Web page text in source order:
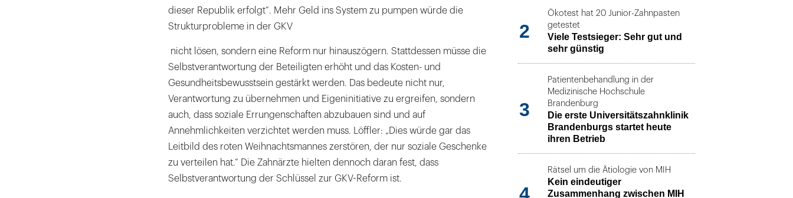
dieser Republik erfolgt“. Mehr Geld ins System zu pumpen würde die
Strukturprobleme in der GKV
nicht lösen, sondern eine Reform nur hinauszögern. Stattdessen müsse die
Selbstverantwortung der Beteiligten erhöht und das Kosten- und
Gesundheitsbewusstsein gestärkt werden. Das bedeute nicht nur,
Verantwortung zu übernehmen und Eigeninitiative zu ergreifen, sondern
auch, dass soziale Errungenschaften abzubauen sind und auf
Annehmlichkeiten verzichtet werden muss. Löffler: „Dies würde gar das
Leitbild des roten Weihnachtsmannes zerstören, der nur soziale Geschenke
zu verteilen hat.“ Die Zahnärzte hielten dennoch daran fest, dass
Selbstverantwortung der Schlüssel zur GKV-Reform ist.
2
Ökotest hat 20 Junior-Zahnpasten
getestet
Viele Testsieger: Sehr gut und
sehr günstig
3
Patientenbehandlung in der
Medizinische Hochschule
Brandenburg
Die erste Universitätszahnklinik
Brandenburgs startet heute
ihren Betrieb
4
Rätsel um die Ätiologie von MIH
Kein eindeutiger
Zusammenhang zwischen MIH